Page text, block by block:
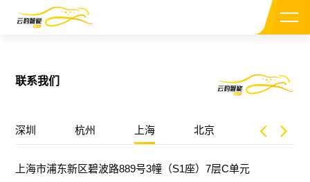
联系我们
深圳 杭州 上海 北京 南京
上海市浦东新区碧波路889号3幢（S1座）7层C单元